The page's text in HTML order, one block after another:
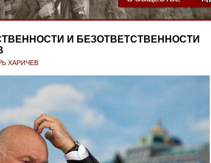
И БЕЗОТВЕТСТВЕННОСТИ
ХАРИЧЕВ